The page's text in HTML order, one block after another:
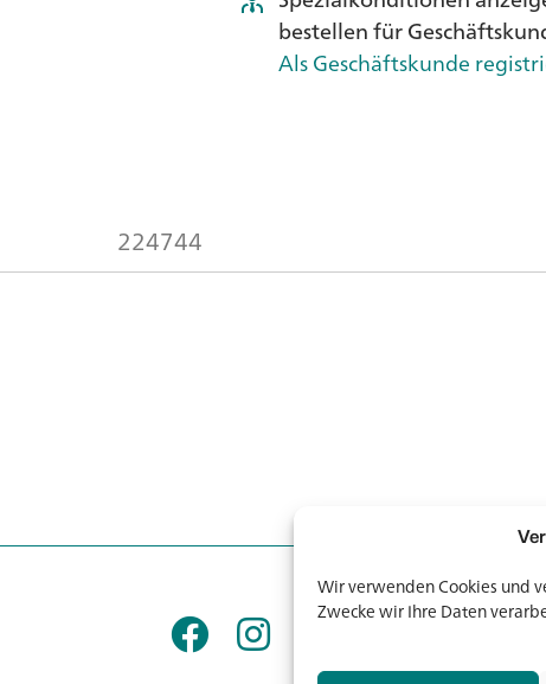
Wir verwenden Cookies und
Zwecke wir Ihre Daten
bestellen für
Als Geschäftskunde
224744